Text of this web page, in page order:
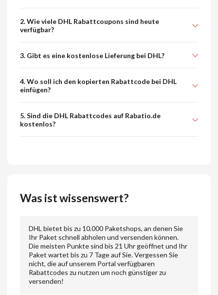
2. Wie viele DHL Rabattcoupons sind heute
verfügbar?
3. Gibt es eine kostenlose Lieferung bei DHL?
4. Wo soll ich den kopierten Rabattcode bei DHL
einfügen?
5. Sind die DHL Rabattcodes auf Rabatio.de
kostenlos?
Was ist wissenswert?
DHL bietet bis zu 10.000 Paketshops, an denen Sie
Ihr Paket schnell abholen und versenden können.
Die meisten Punkte sind bis 21 Uhr geöffnet und Ihr
Paket wartet bis zu 7 Tage auf Sie. Vergessen Sie
nicht, die auf unserem Portal verfügbaren
Rabattcodes zu nutzen um noch günstiger zu
versenden!